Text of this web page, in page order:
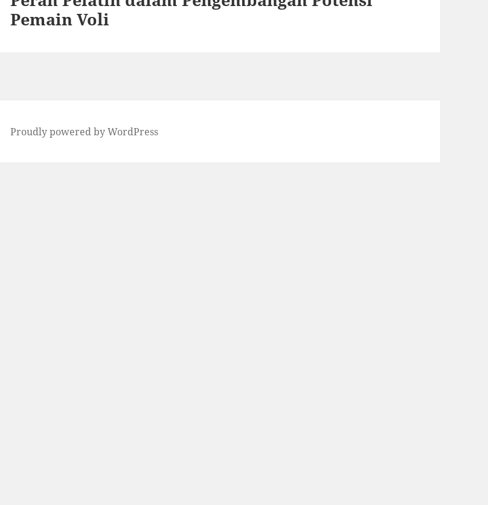
post:
Pemain Voli
Proudly powered by WordPress